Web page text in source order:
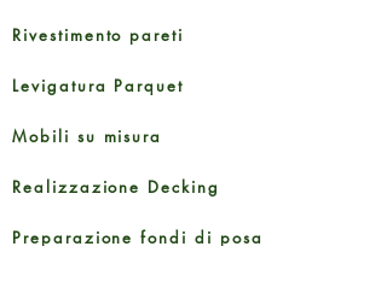
Rivestimento pareti
Levigatura Parquet
Mobili su misura
Realizzazione Decking
Preparazione fondi di posa